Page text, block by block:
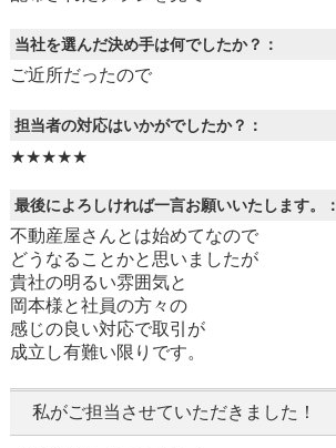
当社を選んだ決め手は何でしたか？：
ご近所だったので
担当者の対応はいかがでしたか？：
★★★★★
最後によろしければ一言お願いいたします。：
不動産屋さんとは始めてなので
どうなることかと思いましたが
貴社の明るい雰囲気と
岡本様と社員の方々の
感じの良い対応で取引が
成立し有難い限りです。
私がご担当させていただきました！